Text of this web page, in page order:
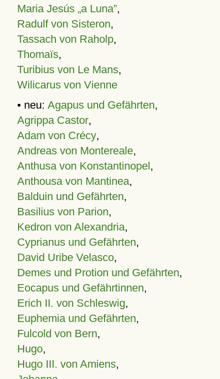
Maria Jesús „a Luna”,
Radulf von Sisteron,
Tassach von Raholp,
Thomaïs,
Turibius von Le Mans,
Wilicarus von Vienne
• neu: Agapus und Gefährten,
Agrippa Castor,
Adam von Crécy,
Andreas von Montereale,
Anthusa von Konstantinopel,
Anthousa von Mantinea,
Balduin und Gefährten,
Basilius von Parion,
Kedron von Alexandria,
Cyprianus und Gefährten,
David Uribe Velasco,
Demes und Protion und Gefährten,
Eocapus und Gefährtinnen,
Erich II. von Schleswig,
Euphemia und Gefährten,
Fulcold von Bern,
Hugo,
Hugo III. von Amiens,